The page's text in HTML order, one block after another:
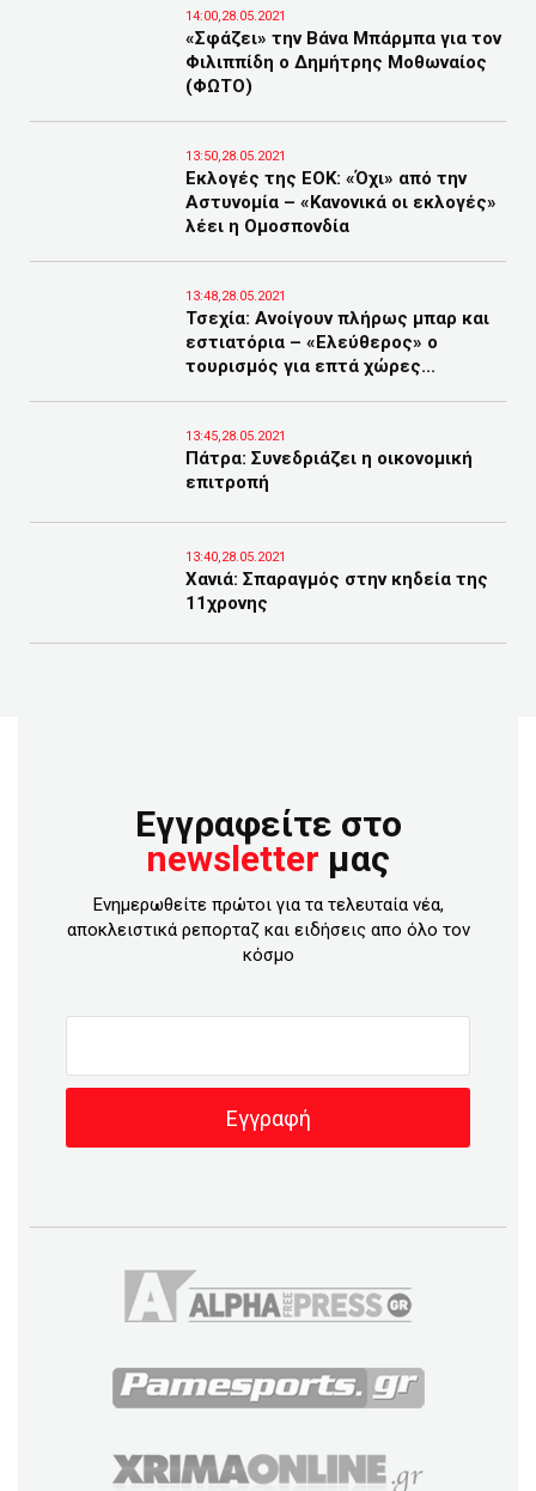
14:00,28.05.2021
«Σφάζει» την Βάνα Μπάρμπα για τον
Φιλιππίδη ο Δημήτρης Μοθωναίος
(ΦΩΤΟ)
13:50,28.05.2021
Eκλογές της ΕΟΚ: «Όχι» από την
Αστυνομία – «Κανονικά οι εκλογές»
λέει η Ομοσπονδία
13:48,28.05.2021
Τσεχία: Ανοίγουν πλήρως μπαρ και
εστιατόρια – «Ελεύθερος» ο
τουρισμός για επτά χώρες...
13:45,28.05.2021
Πάτρα: Συνεδριάζει η οικονομική
επιτροπή
13:40,28.05.2021
Χανιά: Σπαραγμός στην κηδεία της
11χρονης
Εγγραφείτε στο
newsletter μας
Ενημερωθείτε πρώτοι για τα τελευταία νέα,
αποκλειστικά ρεπορταζ και ειδήσεις απο όλο τον
κόσμο